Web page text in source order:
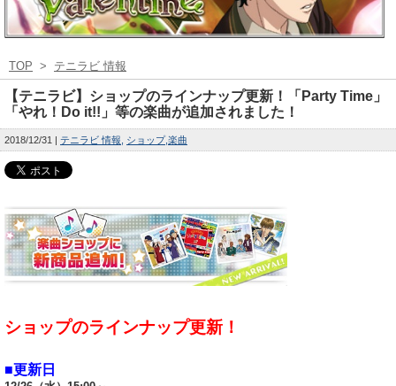
TOP > テニラビ 情報
【テニラビ】ショップのラインナップ更新！「Party Time」
「やれ！Do it!!」等の楽曲が追加されました！
2018/12/31 テニラビ 情報 ショップ 楽曲
ショップのラインナップ更新！
■更新日